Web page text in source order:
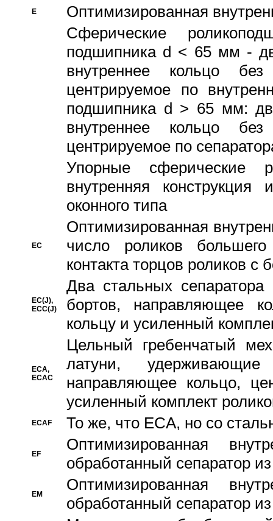
E
Оптимизированная
Сферические
подшипника d < 65 мм -
внутреннее кольцо
центрируемое по
подшипника d > 65 мм:
внутреннее кольцо
центрируемое по
Упорные сферические
внутренняя
оконного типа
EC
Oптимизированная
число роликов
контакта торцов роликов с
EC(J),
ECC(J)
Два стальных сепаратора
бортов, направляющее
кольцу и усиленный
ECA,
ECAC
Цельный гребенчатый
латуни,
направляющее кольцо,
усиленный комплект
ECAF То же, что ECA, но со
EF
Оптимизированная
обработанный сепаратор
EM
Оптимизированная
обработанный сепаратор